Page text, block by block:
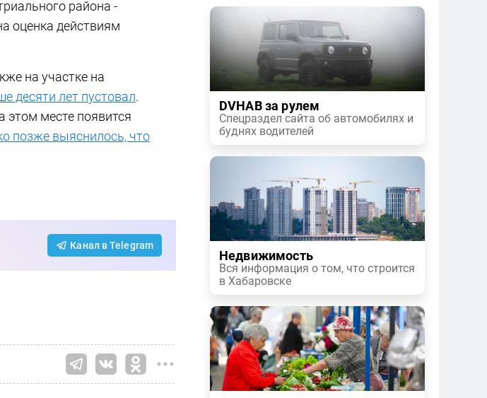
района -
оценка действиям
на участке на
десяти лет пустовал.
этом месте появится
позже выяснилось, что
Канал в Telegram
DVHAB за рулем
Спецраздел сайта об автомобилях и
буднях водителей
Недвижимость
Вся информация о том, что строится
в Хабаровске